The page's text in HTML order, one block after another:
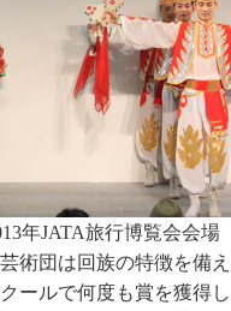
年JATA旅行博覧会会場
術団は回族の特徴を備
ールで何度も賞を獲得